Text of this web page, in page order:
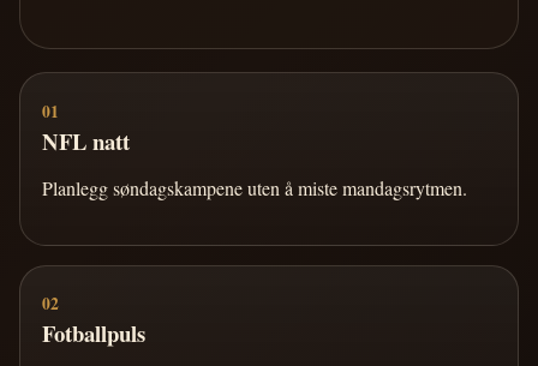
01
NFL natt
Planlegg søndagskampene uten å miste mandagsrytmen.
02
Fotballpuls